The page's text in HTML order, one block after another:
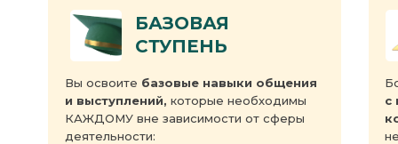
БАЗОВАЯ
СТУПЕНЬ
Вы освоите базовые навыки общения
и выступлений, которые необходимы
КАЖДОМУ вне зависимости от сферы
деятельности:
с